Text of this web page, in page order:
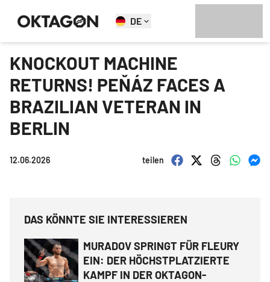
DE
KNOCKOUT MACHINE
RETURNS! PEŇÁZ FACES A
BRAZILIAN VETERAN IN
BERLIN
12.06.2026 teilen
DAS KÖNNTE SIE INTERESSIEREN
MURADOV SPRINGT FÜR FLEURY
EIN: DER HÖCHSTPLATZIERTE
KAMPF IN DER OKTAGON-